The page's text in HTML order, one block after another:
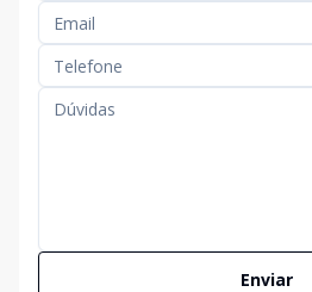
Enviar